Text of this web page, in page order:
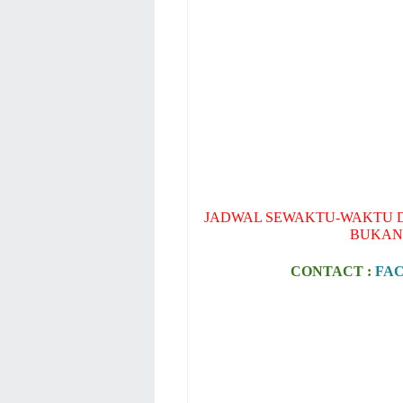
JADWAL SEWAKTU-WAKTU
CONTACT :